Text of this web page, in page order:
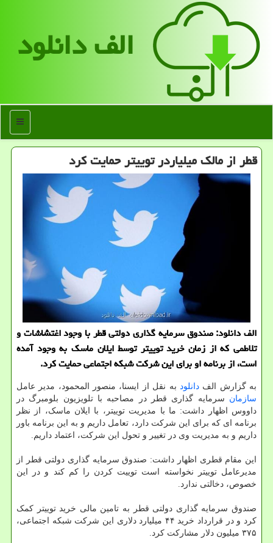
الف دانلود
منو
قطر از مالک میلیاردر توییتر حمایت کرد
الف دانلود: صندوق سرمایه گذاری دولتی قطر با وجود اغتشاشات و
تلاطمی که از زمان خرید توییتر توسط ایلان ماسک به وجود آمده
است، از برنامه او برای این شرکت شبکه اجتماعی حمایت کرد.
به گزارش الفدانلود به نقل از ایسنا، منصور المحمود، مدیر عامل
سازمان سرمایه گذاری قطر در مصاحبه با تلویزیون بلومبرگ در
داووس اظهار داشت: ما با مدیریت توییتر، با ایلان ماسک، از نظر
برنامه ای که برای این شرکت دارد، تعامل داریم و به این برنامه باور
داریم و به مدیریت وی در تغییر و تحول این شرکت، اعتماد داریم.
این مقام قطری اظهار داشت: صندوق سرمایه گذاری دولتی قطر از
مدیرعامل توییتر نخواسته است توییت کردن را کم کند و در این
خصوص، دخالتی ندارد.
صندوق سرمایه گذاری دولتی قطر به تامین مالی خرید توییتر کمک
کرد و در قرارداد خرید ۴۴ میلیارد دلاری این شرکت شبکه اجتماعی،
۳۷۵ میلیون دلار مشارکت کرد.